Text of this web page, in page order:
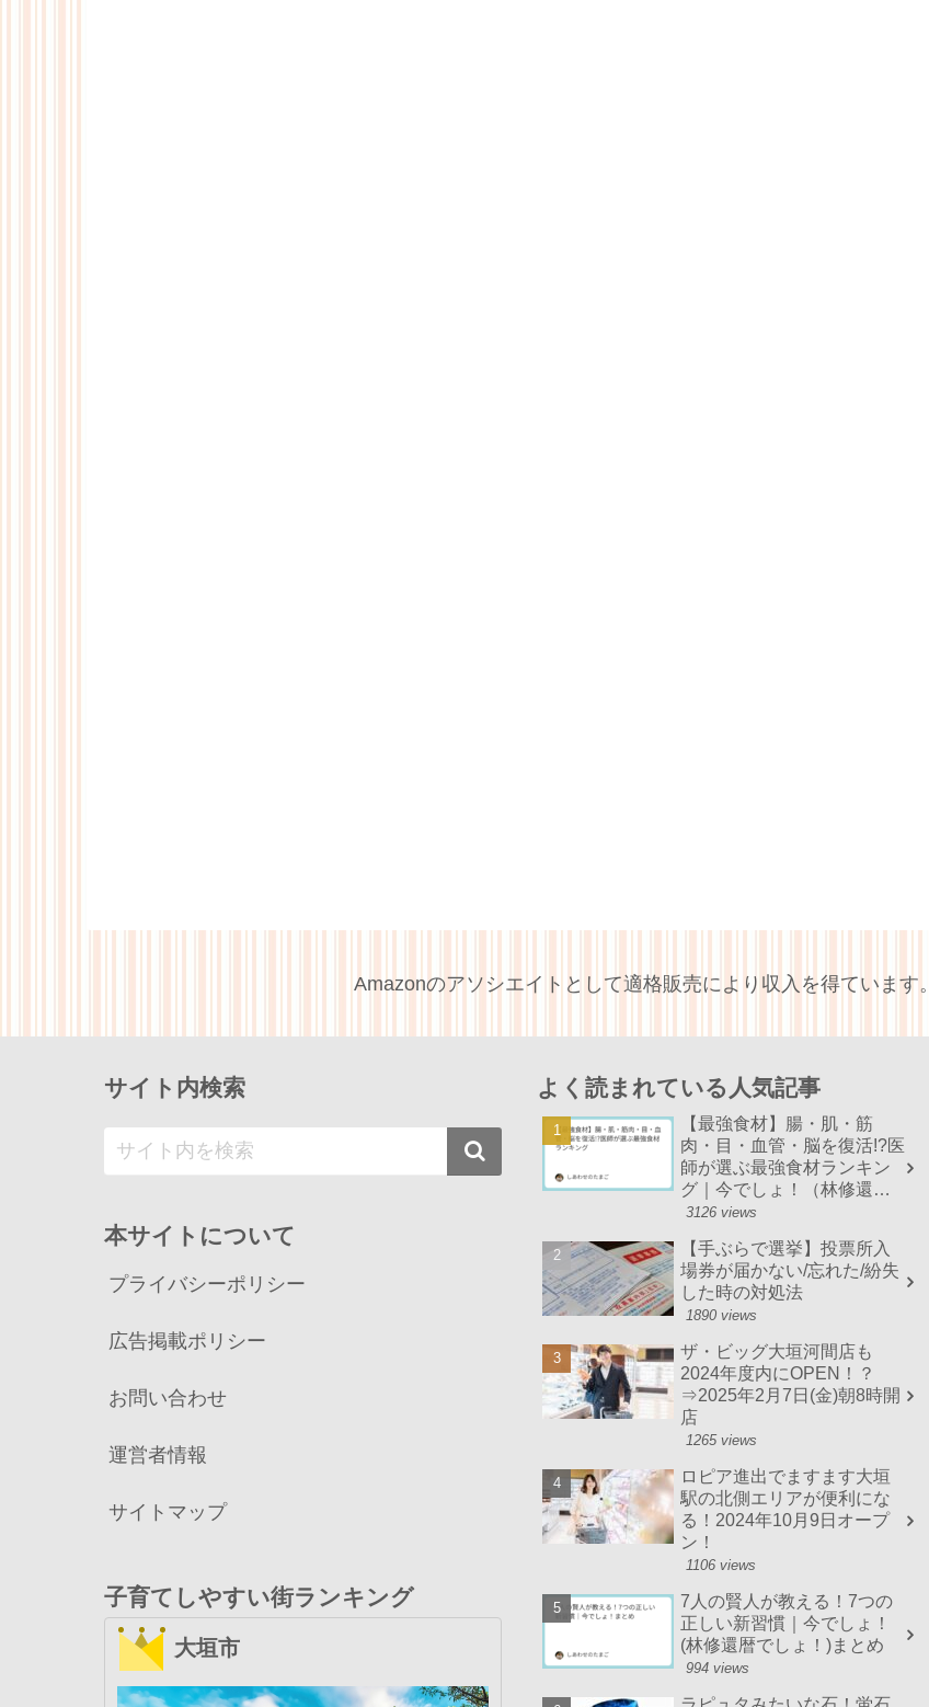
Amazonのアソシエイトとして適格販売により収入を得ています。
サイト内検索
本サイトについて
プライバシーポリシー
広告掲載ポリシー
お問い合わせ
運営者情報
サイトマップ
子育てしやすい街ランキング
大垣市
よく読まれている人気記事
【最強食材】腸・肌・筋
肉・目・血管・脳を復活!?医
師が選ぶ最強食材ランキン
グ｜今でしょ！（林修還暦
でしょ！）まとめ
3126 views
【手ぶらで選挙】投票所入
場券が届かない/忘れた/紛失
した時の対処法
1890 views
ザ・ビッグ大垣河間店も
2024年度内にOPEN！？
⇒2025年2月7日(金)朝8時開
店
1265 views
ロピア進出でますます大垣
駅の北側エリアが便利にな
る！2024年10月9日オープ
ン！
1106 views
7人の賢人が教える！7つの
正しい新習慣｜今でしょ！
(林修還暦でしょ！)まとめ
994 views